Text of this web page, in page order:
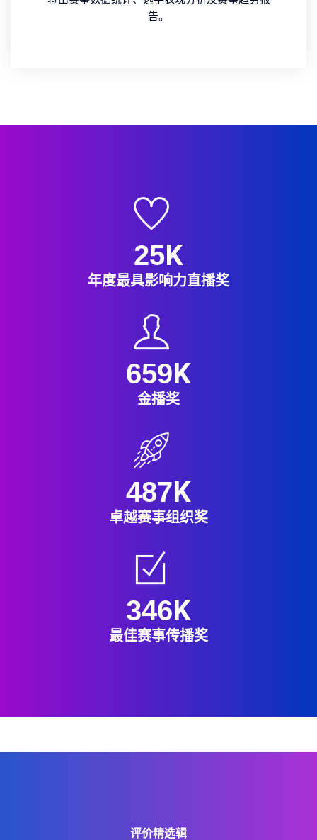
告。
25K
年度最具影响力直播奖
659K
金播奖
487K
卓越赛事组织奖
346K
最佳赛事传播奖
评价精选辑